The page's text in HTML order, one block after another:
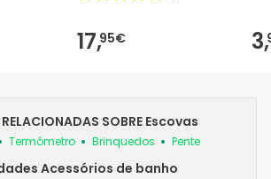
17,95€ 3,
SOBRE Escovas
Termómetro Brinquedos Pente
Acessórios de banho